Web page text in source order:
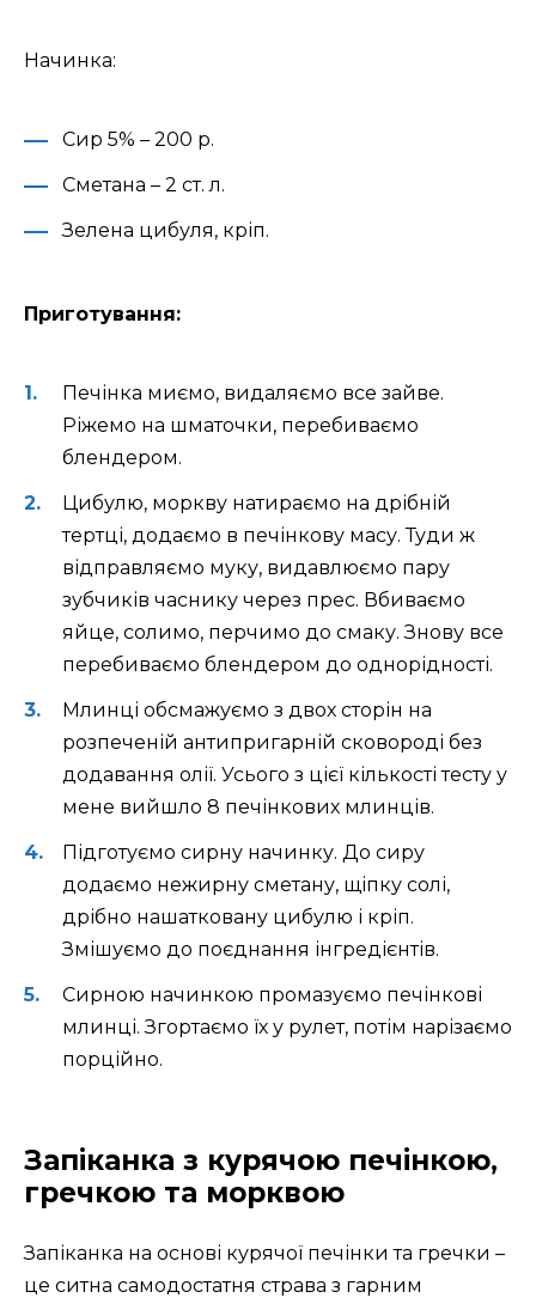
Начинка:
Сир 5% – 200 р.
Сметана – 2 ст. л.
Зелена цибуля, кріп.
Приготування:
Печінка миємо, видаляємо все зайве.
Ріжемо на шматочки, перебиваємо
блендером.
Цибулю, моркву натираємо на дрібній
тертці, додаємо в печінкову масу. Туди ж
відправляємо муку, видавлюємо пару
зубчиків часнику через прес. Вбиваємо
яйце, солимо, перчимо до смаку. Знову все
перебиваємо блендером до однорідності.
Млинці обсмажуємо з двох сторін на
розпеченій антипригарній сковороді без
додавання олії. Усього з цієї кількості тесту у
мене вийшло 8 печінкових млинців.
Підготуємо сирну начинку. До сиру
додаємо нежирну сметану, щіпку солі,
дрібно нашатковану цибулю і кріп.
Змішуємо до поєднання інгредієнтів.
Сирною начинкою промазуємо печінкові
млинці. Згортаємо їх у рулет, потім нарізаємо
порційно.
Запіканка з курячою печінкою,
гречкою та морквою
Запіканка на основі курячої печінки та гречки –
це ситна самодостатня страва з гарним